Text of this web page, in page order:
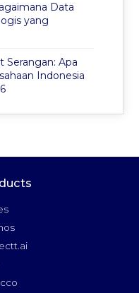
Data
yang
Serangan: Apa
Indonesia